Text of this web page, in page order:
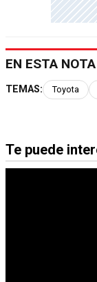
EN ESTA NOTA
TEMAS: Toyota